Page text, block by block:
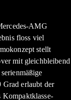
AMG
floss viel
stellt
mit gleichbleibend
erlaubt der
Kompaktklasse-